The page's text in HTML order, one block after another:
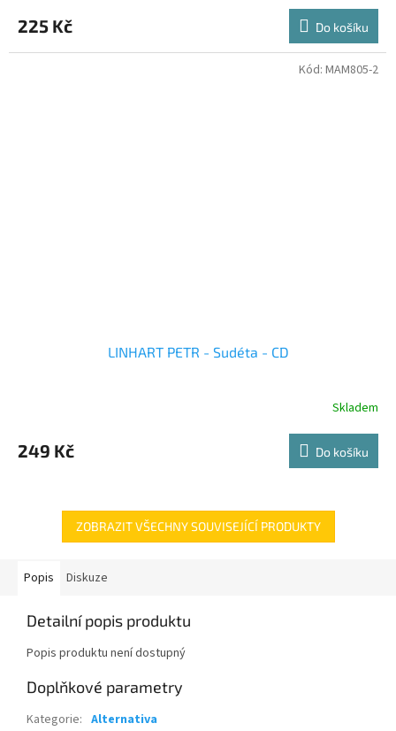
225 Kč Do košíku
LINHART PETR - Sudéta - CD
Skladem
249 Kč Do košíku
Kód: MAM805-2
ZOBRAZIT VŠECHNY SOUVISEJÍCÍ PRODUKTY
Popis Diskuze
Detailní popis produktu
Popis produktu není dostupný
Doplňkové parametry
Kategorie: Alternativa